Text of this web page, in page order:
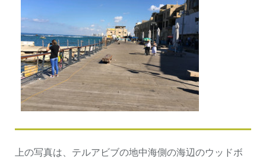
上の写真は、テルアビブの地中海側の海辺のウッドボ